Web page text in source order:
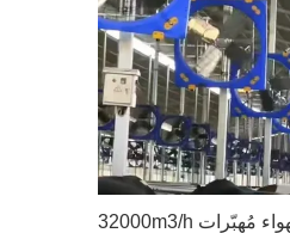
32000m3/h سعة تدفق الهواء مُهبّرات